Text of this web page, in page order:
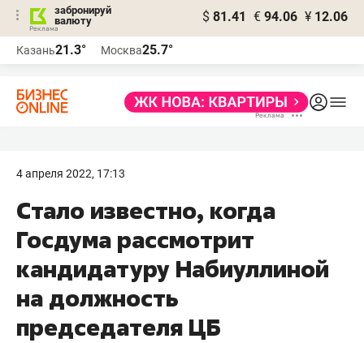
забронируй
валюту
$ 81.41 € 94.06 ¥ 12.06
Казань21.3° Москва25.7°
4 апреля 2022, 17:13
Стало известно, когда
Госдума рассмотрит
кандидатуру Набиуллиной
на должность
председателя ЦБ